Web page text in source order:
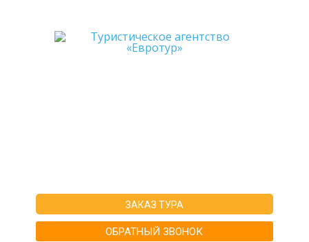
ЗАКАЗ ТУРА
ОБРАТНЫЙ ЗВОНОК